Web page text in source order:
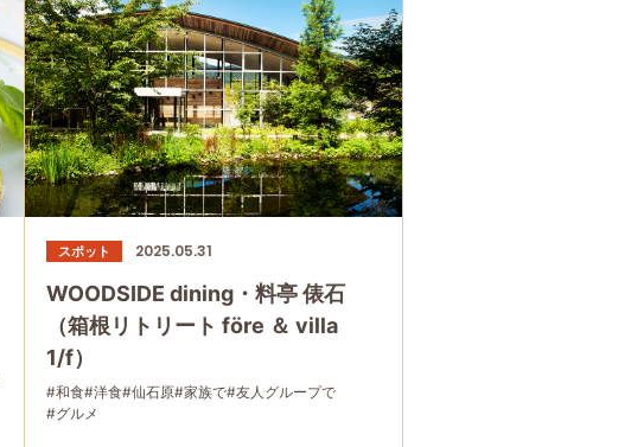
スポット 2025.05.31
WOODSIDE dining・料亭 俵石
（箱根リトリート före ＆ villa
1/f）
#和食#洋食#仙石原#家族で#友人グループで
#グルメ